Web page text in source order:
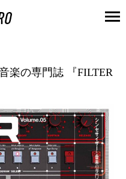
楽の専門誌 『FILTER